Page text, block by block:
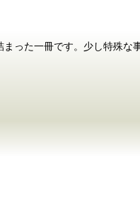
った一冊です。少し特殊な